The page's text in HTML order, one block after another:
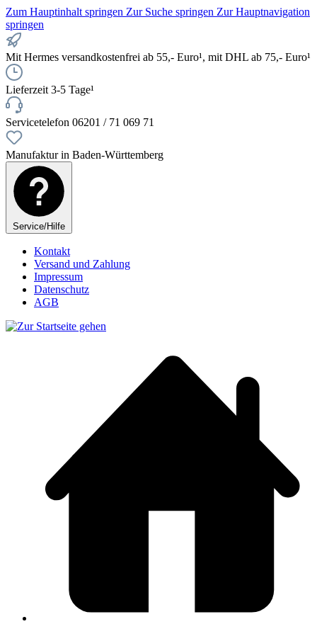
Zum Hauptinhalt springen Zur Suche springen Zur Hauptnavigation
springen
Mit Hermes versandkostenfrei ab 55,- Euro¹, mit DHL ab 75,- Euro¹
Lieferzeit 3-5 Tage¹
Servicetelefon 06201 / 71 069 71
Manufaktur in Baden-Württemberg
Service/Hilfe
Kontakt
Versand und Zahlung
Impressum
Datenschutz
AGB